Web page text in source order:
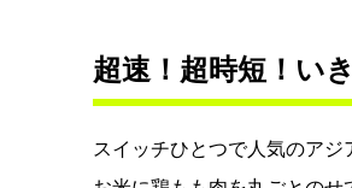
超速！超時短！い
スイッチひとつで人気のアジ